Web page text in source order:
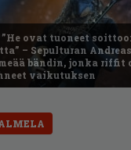
”He ovat tuoneet
– Sepulturan
bändin, jonka riffit
vaikutuksen